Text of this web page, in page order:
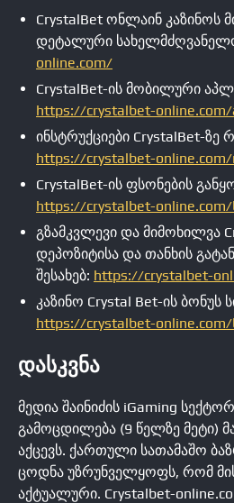
CrystalBet ონლაინ კაზინოს
დეტალური
online.com/
CrystalBet-ის მობილური
https://crystalbet-
ინსტრუქციები CrystalBet-ზე
https://crystalbet-
CrystalBet-ის ფსონების
https://crystalbet-
გზამკვლევი და მიმოხილვა
დეპოზიტისა და თანხის
შესახებ: https://crystalbet-
კაზინო Crystal Bet-ის ბონუს
https://crystalbet-
ᲓᲐᲡᲙᲕᲜᲐ
მედია შაინიძის iGaming
გამოცდილება (9 წელზე მეტი)
აქცევს. ქართული სათამაშო
ცოდნა უზრუნველყოფს, რომ
აქტუალური. Crystalbet-